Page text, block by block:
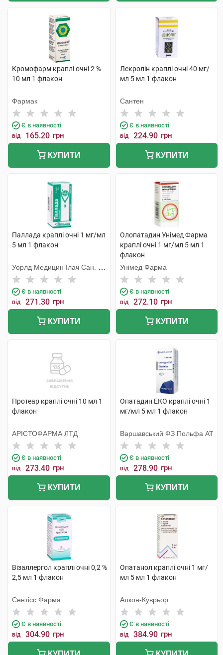
Кромофарм краплі очні 2 %
10 мл 1 флакон
Фармак
Є в наявності
від 165.20 грн
КУПИТИ
Лекролін краплі очні 40 мг/
мл 5 мл 1 флакон
Сантен
Є в наявності
від 224.90 грн
КУПИТИ
Паллада краплі очні 1 мг/мл
5 мл 1 флакон
Уорлд Медицин Ілач Сан. Ве
Тідж
Є в наявності
від 271.30 грн
КУПИТИ
Олопатадин Унімед Фарма
краплі очні 1 мг/мл 5 мл 1
флакон
Унімед Фарма
Є в наявності
від 272.10 грн
КУПИТИ
Протеар краплі очні 10 мл 1
флакон
АРІСТОФАРМА ЛТД
Є в наявності
від 273.40 грн
КУПИТИ
Опатадин ЕКО краплі очні 1
мг/мл 5 мл 1 флакон
Варшавський ФЗ Польфа АТ
Є в наявності
від 278.90 грн
КУПИТИ
Візаллергол краплі очні 0,2 %
2,5 мл 1 флакон
Сентісс Фарма
Є в наявності
від 304.90 грн
Опатанол краплі очні 1 мг/
мл 5 мл 1 флакон
Алкон-Куврьор
Є в наявності
від 384.90 грн